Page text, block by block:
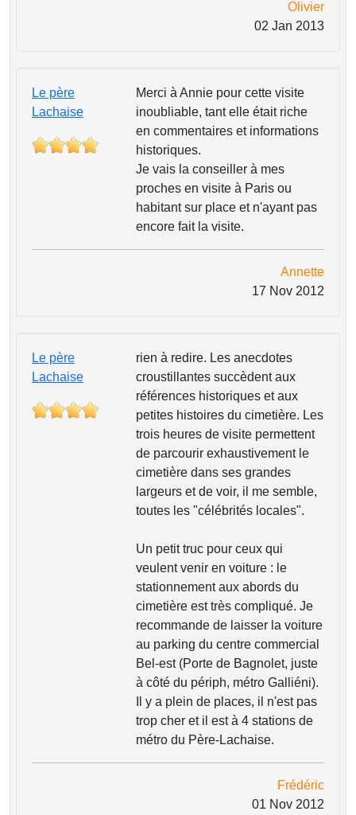
Olivier
02 Jan 2013
Le père
Lachaise
Merci à Annie pour cette visite
inoubliable, tant elle était riche
en commentaires et informations
historiques.
Je vais la conseiller à mes
proches en visite à Paris ou
habitant sur place et n'ayant pas
encore fait la visite.
Annette
17 Nov 2012
Le père
Lachaise
rien à redire. Les anecdotes
croustillantes succèdent aux
références historiques et aux
petites histoires du cimetière. Les
trois heures de visite permettent
de parcourir exhaustivement le
cimetière dans ses grandes
largeurs et de voir, il me semble,
toutes les "célébrités locales".
Un petit truc pour ceux qui
veulent venir en voiture : le
stationnement aux abords du
cimetière est très compliqué. Je
recommande de laisser la voiture
au parking du centre commercial
Bel-est (Porte de Bagnolet, juste
à côté du périph, métro Galliéni).
Il y a plein de places, il n'est pas
trop cher et il est à 4 stations de
métro du Père-Lachaise.
Frédéric
01 Nov 2012